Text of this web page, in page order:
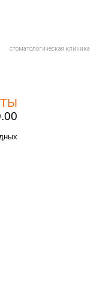
стоматологическая клиника